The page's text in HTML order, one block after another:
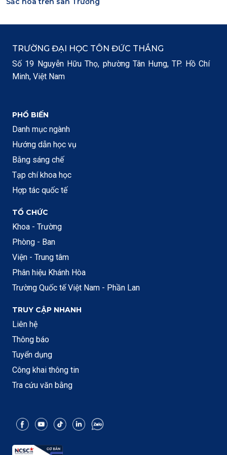
TRƯỜNG ĐẠI HỌC TÔN ĐỨC THẮNG
Số 19 Nguyễn Hữu Thọ, phường Tân Hưng, TP. Hồ Chí
Minh, Việt Nam
PHỔ BIẾN
Danh mục ngành
Hướng dẫn học vụ
Bằng sáng chế
Tạp chí khoa học
Hợp tác quốc tế
TỔ CHỨC
Khoa - Trường
Phòng - Ban
Viện - Trung tâm
Phân hiệu Khánh Hòa
Trường Quốc tế Việt Nam - Phần Lan
TRUY CẬP NHANH
Liên hệ
Thông báo
Tuyển dụng
Công khai thông tin
Tra cứu văn bằng